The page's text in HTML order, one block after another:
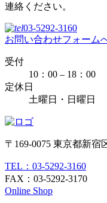
連絡ください。
03-5292-3160
お問い合わせフォーム
受付
10：00 – 18：00
定休日
土曜日・日曜日
〒169-0075 東京都新宿
TEL：03-5292-3160
FAX：03-5292-3170
Online Shop